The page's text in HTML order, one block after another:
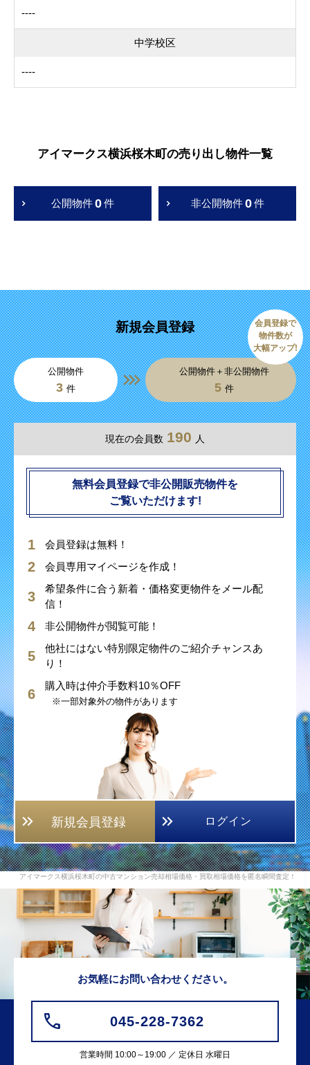
----
中学校区
----
アイマークス横浜桜木町の売り出し物件一覧
公開物件0件 非公開物件 0 件
新規会員登録
公開物件
3 件
公開物件＋非公開物件
5 件
会員登録で
物件数が
大幅アップ!
現在の会員数 190 人
無料会員登録で非公開販売物件を
ご覧いただけます!
会員登録は無料！
会員専用マイページを作成！
希望条件に合う新着・価格変更物件をメール配
信！
非公開物件が閲覧可能！
他社にはない特別限定物件のご紹介チャンスあ
り！
購入時は仲介手数料10％OFF
※一部対象外の物件があります
新規会員登録 ログイン
アイマークス横浜桜木町の中古マンション売却相場価格・買取相場価格を匿名瞬間査定！
お気軽にお問い合わせください。
045-228-7362
営業時間 10:00～19:00 ／ 定休日 水曜日